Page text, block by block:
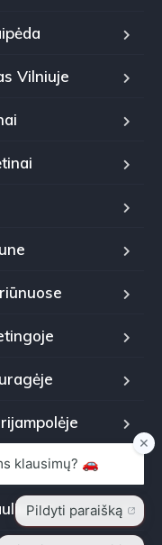
Vilniuje